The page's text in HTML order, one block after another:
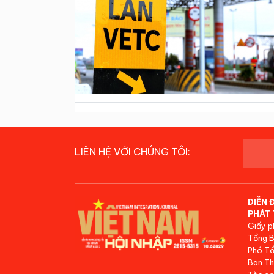
LIÊN HỆ VỚI CHÚNG TÔI:
DIỄN
PHÁT
Giấy
Tổng
Phó
Ban